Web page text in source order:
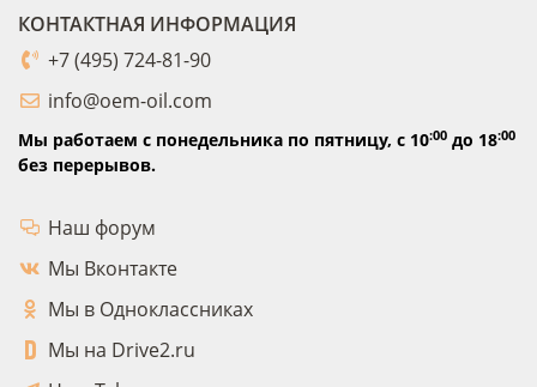
КОНТАКТНАЯ ИНФОРМАЦИЯ
+7 (495) 724-81-90
info@oem-oil.com
Мы работаем с понедельника по пятницу, с 10:00 до 18:00
без перерывов.
Наш форум
Мы Вконтакте
Мы в Одноклассниках
Мы на Drive2.ru